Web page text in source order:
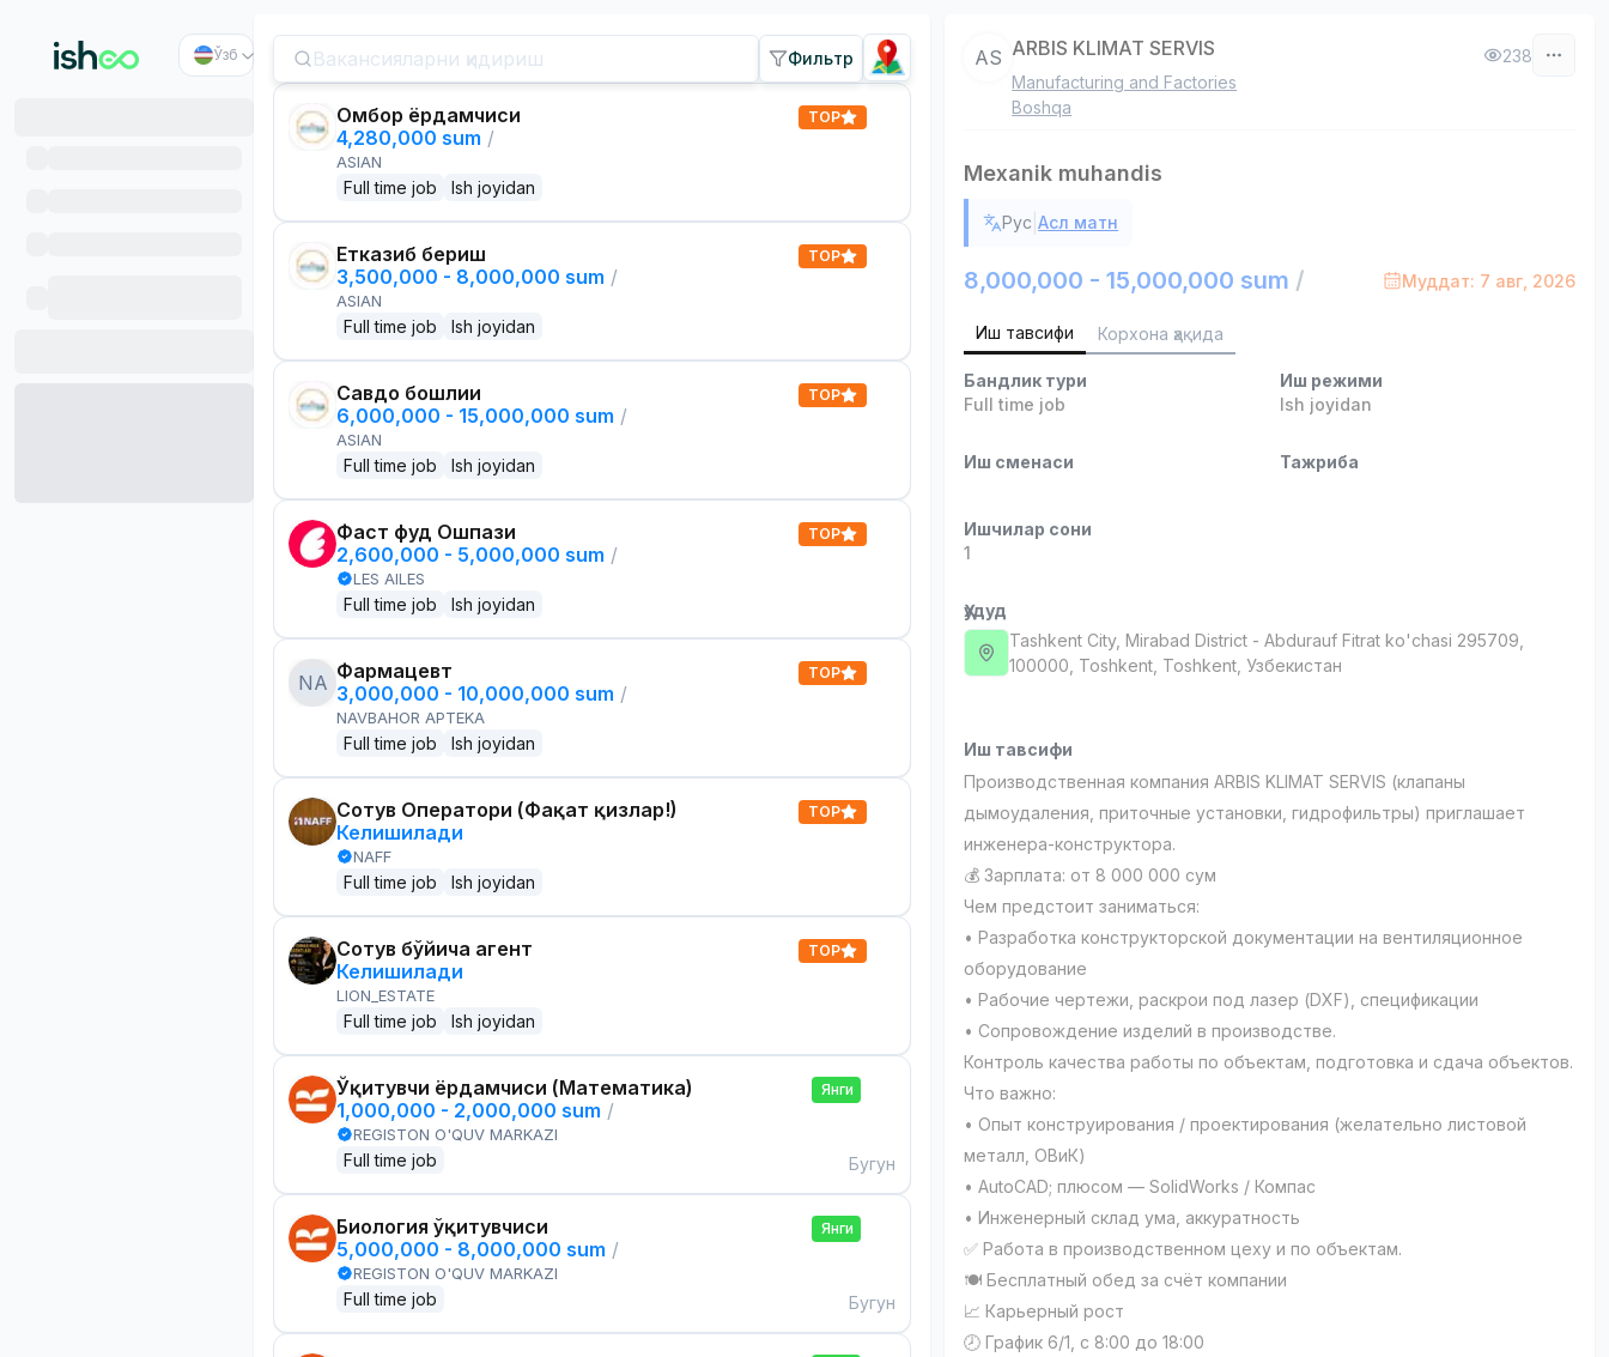
Ўзб Фильтр
Омбор ёрдамчиси
4,280,000 sum /
ASIAN
Full time job Ish joyidan
TOP
Етказиб бериш
3,500,000 - 8,000,000 sum /
ASIAN
Full time job Ish joyidan
TOP
Савдо бошлиғи
6,000,000 - 15,000,000 sum /
ASIAN
Full time job Ish joyidan
TOP
Фаст фуд Ошпази
2,600,000 - 5,000,000 sum /
LES AILES
Full time job Ish joyidan
TOP
NA Фармацевт
3,000,000 - 10,000,000 sum /
NAVBAHOR APTEKA
Full time job Ish joyidan
TOP
Сотув Оператори (Фақат қизлар!)
Келишилади
NAFF
Full time job Ish joyidan
TOP
Сотув бўйича агент
Келишилади
LION_ESTATE
Full time job Ish joyidan
TOP
Ўқитувчи ёрдамчиси (Математика)
1,000,000 - 2,000,000 sum /
REGISTON O'QUV MARKAZI
Full time job
Янги
Бугун
Биология ўқитувчиси
5,000,000 - 8,000,000 sum /
REGISTON O'QUV MARKAZI
Full time job
Янги
Бугун
AS ARBIS KLIMAT SERVIS
Manufacturing and Factories
Boshqa
238
Mexanik muhandis
Рус |Асл матн
8,000,000 - 15,000,000 sum / Муддат: 7 авг, 2026
Иш тавсифи Корхона ҳақида
Бандлик тури
Full time job
Иш режими
Ish joyidan
Иш сменаси Тажриба
Ишчилар сони
1
Ҳудуд
Tashkent City, Mirabad District - Abdurauf Fitrat ko'chasi 295709,
100000, Тоshkent, Toshkent, Узбекистан
Иш тавсифи
Производственная компания ARBIS KLIMAT SERVIS (клапаны
дымоудаления, приточные установки, гидрофильтры) приглашает
инженера-конструктора.
💰 Зарплата: от 8 000 000 сум
Чем предстоит заниматься:
• Разработка конструкторской документации на вентиляционное
оборудование
• Рабочие чертежи, раскрои под лазер (DXF), спецификации
• Сопровождение изделий в производстве.
Контроль качества работы по объектам, подготовка и сдача объектов.
Что важно:
• Опыт конструирования / проектирования (желательно листовой
металл, ОВиК)
• AutoCAD; плюсом — SolidWorks / Компас
• Инженерный склад ума, аккуратность
✅ Работа в производственном цеху и по объектам.
🍽 Бесплатный обед за счёт компании
📈 Карьерный рост
🕗 График 6/1, с 8:00 до 18:00